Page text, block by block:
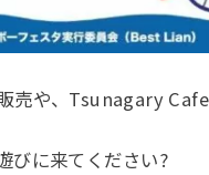
売や、Tsunagary
びに来てください?